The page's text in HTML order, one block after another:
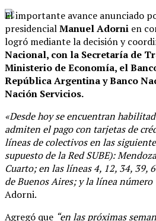
El importante avance anunciado
presidencialManuel Adorni en
logró mediante la decisión y
Nacional, con la Secretaría de
Ministerio de Economía, el
República Argentina y Banco
Nación Servicios.
«Desde hoy se encuentran
admiten el pago con tarjetas de
líneas de colectivos en las
supuesto de la Red SUBE):
Cuarto; en las líneas 4, 12, 34, 39,
de Buenos Aires; y la línea número
Adorni.
Agregó que “en las próximas